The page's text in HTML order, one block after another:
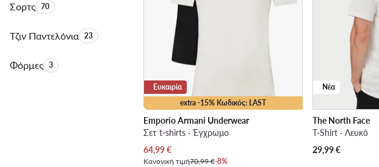
ΣορτςΑριθμός προϊόντων:
70
Τζιν ΠαντελόνιαΑριθμός προϊόντων:
23
ΦόρμεςΑριθμός προϊόντων:
3
extra -15% Κωδικός: LAST
Ευκαιρία
Emporio Armani Underwear
Σετ t-shirts · Έγχρωμο
Τρέχουσα τιμή
64,99€
Κανονική τιμή70,99 €-8%
Νέα
The North Face
T-Shirt · Λευκό
29,99€